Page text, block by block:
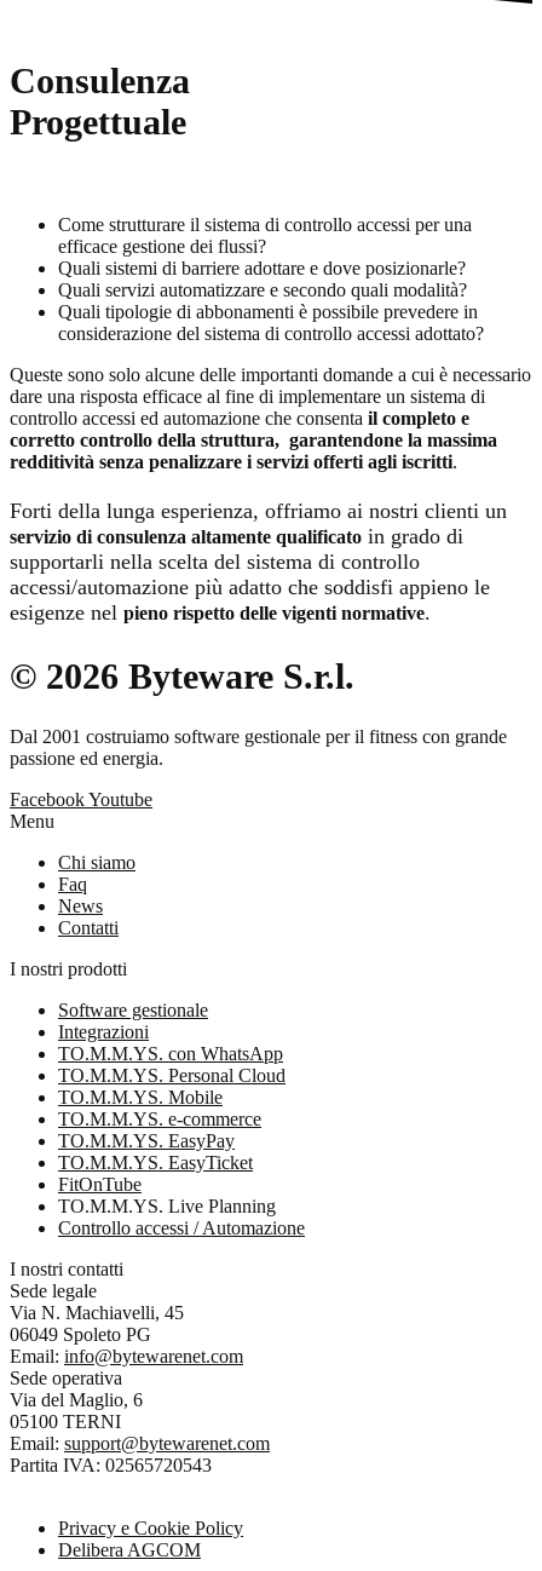
Consulenza
Progettuale
Come strutturare il sistema di controllo accessi per una
efficace gestione dei flussi?
Quali sistemi di barriere adottare e dove posizionarle?
Quali servizi automatizzare e secondo quali modalità?
Quali tipologie di abbonamenti è possibile prevedere in
considerazione del sistema di controllo accessi adottato?
Queste sono solo alcune delle importanti domande a cui è necessario
dare una risposta efficace al fine di implementare un sistema di
controllo accessi ed automazione che consenta il completo e
corretto controllo della struttura, garantendone la massima
redditività senza penalizzare i servizi offerti agli iscritti.
Forti della lunga esperienza, offriamo ai nostri clienti un
servizio di consulenza altamente qualificato in grado di
supportarli nella scelta del sistema di controllo
accessi/automazione più adatto che soddisfi appieno le
esigenze nel pieno rispetto delle vigenti normative.
© 2026 Byteware S.r.l.
Dal 2001 costruiamo software gestionale per il fitness con grande
passione ed energia.
FacebookYoutube
Menu
Chi siamo
Faq
News
Contatti
I nostri prodotti
Software gestionale
Integrazioni
TO.M.M.YS. con WhatsApp
TO.M.M.YS. Personal Cloud
TO.M.M.YS. Mobile
TO.M.M.YS. e-commerce
TO.M.M.YS. EasyPay
TO.M.M.YS. EasyTicket
FitOnTube
TO.M.M.YS. Live Planning
Controllo accessi / Automazione
I nostri contatti
Sede legale
Via N. Machiavelli, 45
06049 Spoleto PG
Email: info@bytewarenet.com
Sede operativa
Via del Maglio, 6
05100 TERNI
Email: support@bytewarenet.com
Partita IVA: 02565720543
Privacy e Cookie Policy
Delibera AGCOM